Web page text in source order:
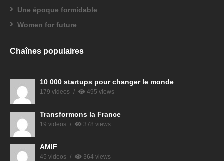
Une époque formidable
Women for future
Chaînes populaires
10 000 startups pour changer le monde
179 videos 495 views
Transformons la France
19 videos 378 views
AMIF
45 videos 364 views